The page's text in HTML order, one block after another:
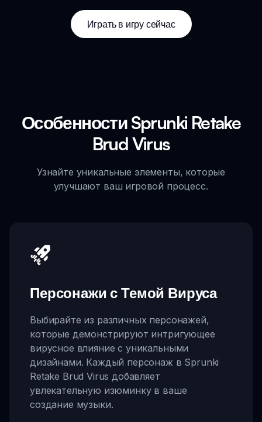
Играть в игру сейчас
Особенности Sprunki Retake
Brud Virus
Узнайте уникальные элементы, которые
улучшают ваш игровой процесс.
Персонажи с Темой Вируса
Выбирайте из различных персонажей,
которые демонстрируют интригующее
вирусное влияние с уникальными
дизайнами. Каждый персонаж в Sprunki
Retake Brud Virus добавляет
увлекательную изюминку в ваше
создание музыки.